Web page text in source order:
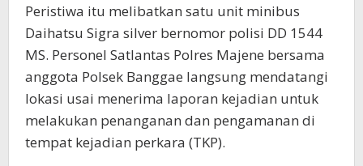
Peristiwa itu melibatkan satu unit minibus
Daihatsu Sigra silver bernomor polisi DD 1544
MS. Personel Satlantas Polres Majene bersama
anggota Polsek Banggae langsung mendatangi
lokasi usai menerima laporan kejadian untuk
melakukan penanganan dan pengamanan di
tempat kejadian perkara (TKP).